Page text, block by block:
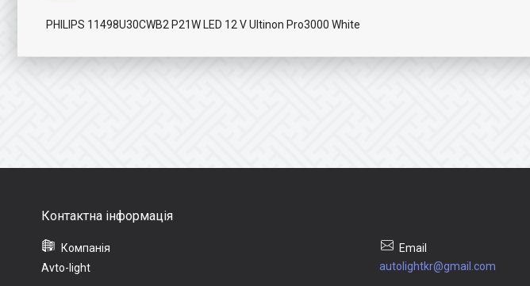
PHILIPS 11498U30CWB2 P21W LED 12 V Ultinon Pro3000 White
Avto-light autolightkr@gmail.com